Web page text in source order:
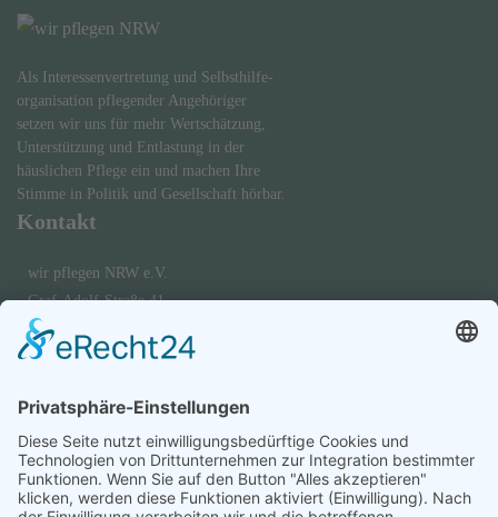
Als Interessenvertretung und Selbsthilfe-
organisation pflegender Angehöriger
setzen wir uns für mehr Wertschätzung,
Unterstützung und Entlastung in der
häuslichen Pflege ein und machen Ihre
Stimme in Politik und Gesellschaft hörbar.
Kontakt
wir pflegen NRW e.V.
Graf-Adolf-Straße 41
40210 Düsseldorf
0173 - 695 5756
JavaScript eingeschaltet sein.
oder über unserKontaktformular
Quick-Links